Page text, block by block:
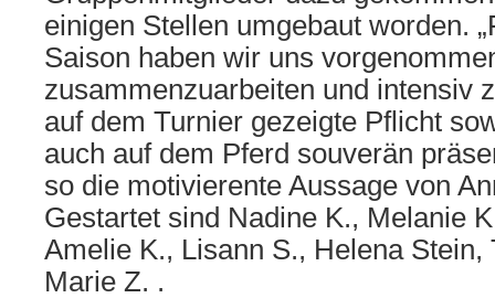
einigen Stellen umgebaut worden.
Saison haben wir uns
zusammenzuarbeiten und intensiv
auf dem Turnier gezeigte Pflicht
auch auf dem Pferd souverän
so die motivierente Aussage von
Gestartet sind Nadine K., Melanie
Amelie K., Lisann S., Helena Stein,
Marie Z. .